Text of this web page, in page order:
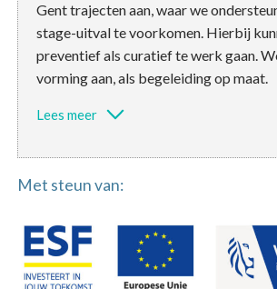
Gent trajecten aan, waar we
stage-uitval te voorkomen. Hierbij
preventief als curatief te werk gaan.
vorming aan, als begeleiding op maat.
Lees meer
Met steun van: